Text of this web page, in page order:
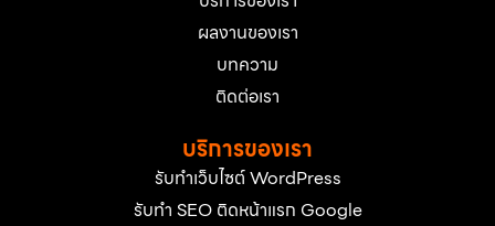
ผลงานของเรา
บทความ
ติดต่อเรา
บริการของเรา
รับทำเว็บไซต์ WordPress
รับทำ SEO ติดหน้าแรก Google